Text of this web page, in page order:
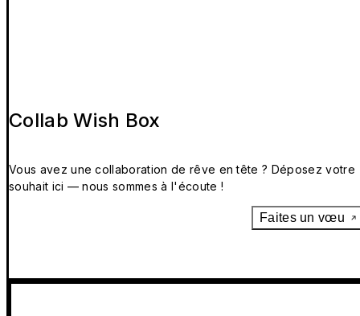
Collab Wish Box
Vous avez une collaboration de rêve en tête ? Déposez votre
souhait ici — nous sommes à l'écoute !
Faites un vœu